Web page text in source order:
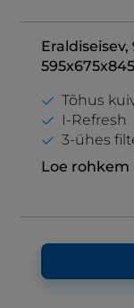
595x675x845
Tõhus
I-Refresh
3-ühes
Loe rohkem